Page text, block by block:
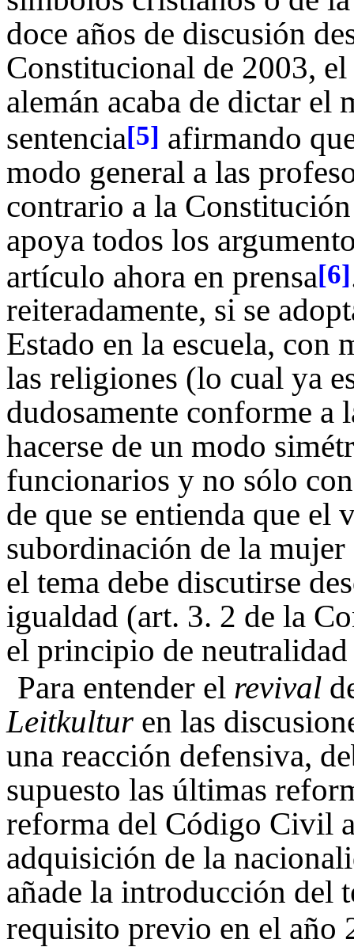
doce años de discusión
Constitucional de 2003,
alemán acaba de dictar el
sentencia[5] afirmando
modo general a las
contrario a la
apoya todos los
artículo ahora en prensa[6]
reiteradamente, si se
Estado en la escuela, con
las religiones (lo cual ya
dudosamente conforme a
hacerse de un modo
funcionarios y no sólo
de que se entienda que el
subordinación de la
el tema debe discutirse
igualdad (art. 3. 2 de la
el principio de
Para entender el revival
Leitkultur en las
una reacción defensiva,
supuesto las últimas
reforma del Código Civil
adquisición de la
añade la introducción del
requisito previo en el año